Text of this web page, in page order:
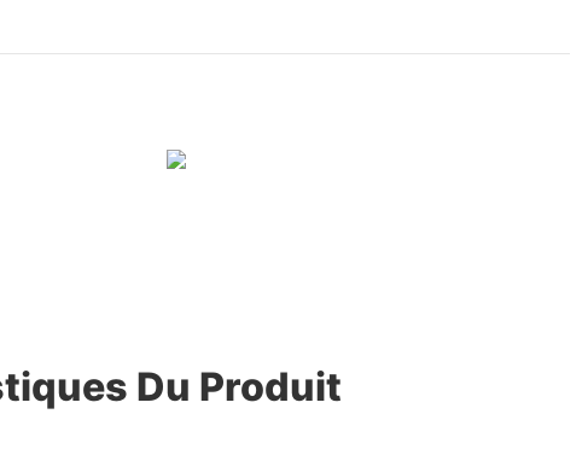
Du Produit